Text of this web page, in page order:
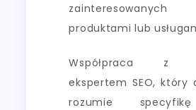
produktami lub
Współpraca z
ekspertem SEO, który
rozumie